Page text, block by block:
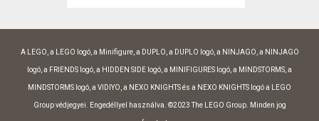
A LEGO, a LEGO logó, a Minifigure, a DUPLO, a DUPLO logó, a NINJAGO, a NINJAGO
logó, a FRIENDS logó, a HIDDEN SIDE logó, a MINIFIGURES logó, a MINDSTORMS, a
MINDSTORMS logó, a VIDIYO, a NEXO KNIGHTS és a NEXO KNIGHTS logó a LEGO
Group védjegyei. Engedéllyel használva. ©2023 The LEGO Group. Minden jog